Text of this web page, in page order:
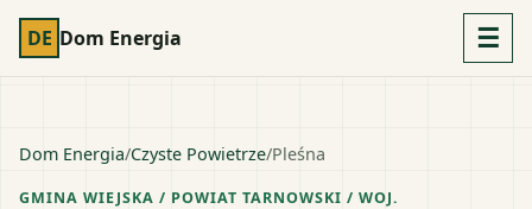
DE Dom Energia ☰
Dom Energia/Czyste Powietrze/Pleśna
GMINA WIEJSKA / POWIAT TARNOWSKI / WOJ.